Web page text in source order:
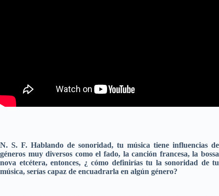
N. S. F. Hablando de sonoridad, tu música tiene influencias de
géneros muy diversos como el fado, la canción francesa, la bossa
nova etcétera, entonces, ¿ cómo definirías tu la sonoridad de tu
música, serías capaz de encuadrarla en algún género?